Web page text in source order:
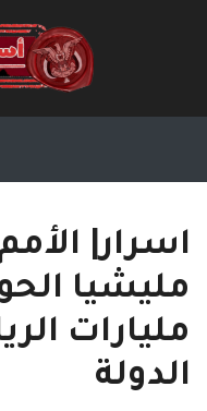
اسرار|
مليشيا
مليارات
الدولة